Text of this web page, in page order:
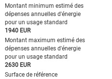
Montant minimum estimé des
dépenses annuelles d'énergie
pour un usage standard
1940 EUR
Montant maximum estimé des
dépenses annuelles d'énergie
pour un usage standard
2630 EUR
Surface de référence